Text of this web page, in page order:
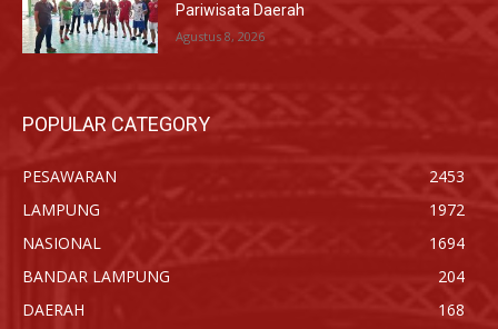
Pariwisata Daerah
Agustus 8, 2026
POPULAR CATEGORY
PESAWARAN
2453
LAMPUNG
1972
NASIONAL
1694
BANDAR LAMPUNG
204
DAERAH
168